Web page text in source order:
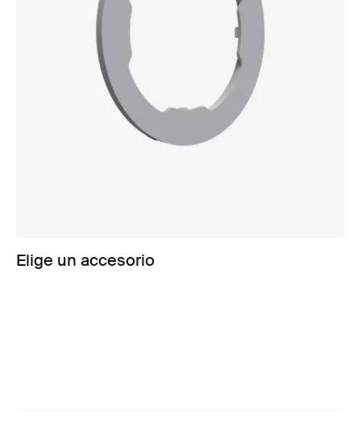
Elige un accesorio